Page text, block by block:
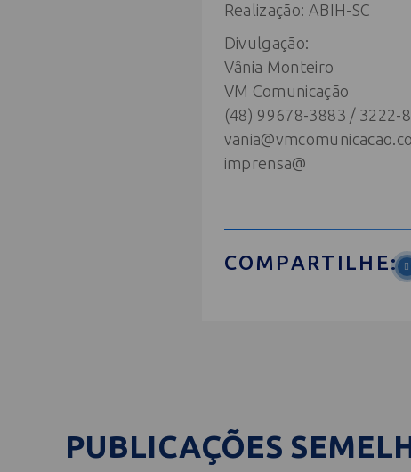
Realização: ABIH-SC
Divulgação:
Vânia Monteiro
VM Comunicação
(48) 99678-3883 / 3222-
imprensa@
COMPARTILHE:
PUBLICAÇÕES